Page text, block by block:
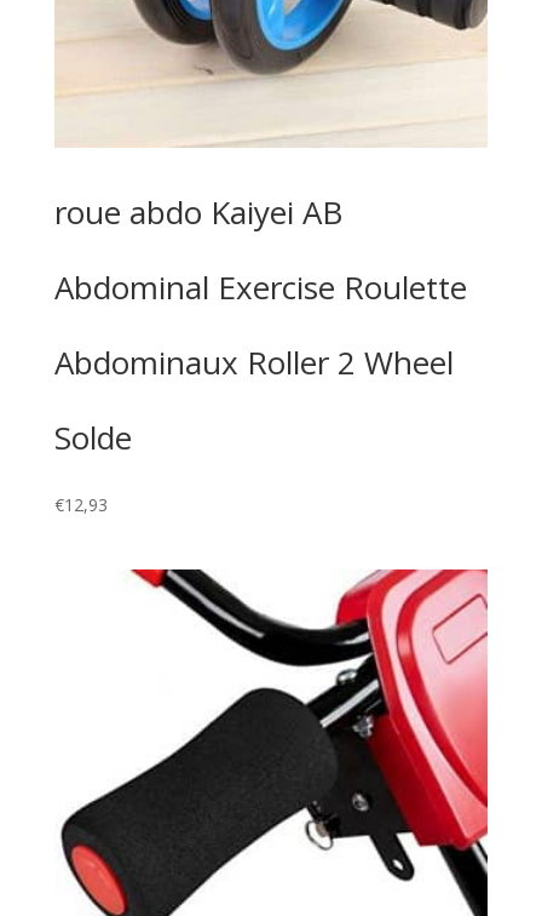
roue abdo Kaiyei AB
Abdominal Exercise Roulette
Abdominaux Roller 2 Wheel
Solde
€12,93